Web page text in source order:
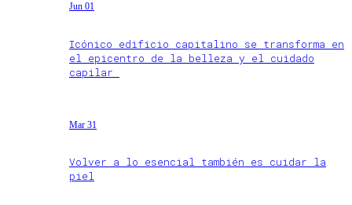
Jun 01
Icónico edificio capitalino se transforma en
el epicentro de la belleza y el cuidado
capilar
Mar 31
Volver a lo esencial también es cuidar la
piel